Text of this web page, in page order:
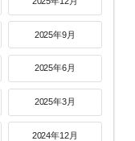
2025年9月
2025年6月
2025年3月
2024年12月